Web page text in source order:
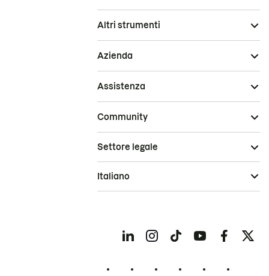
Altri strumenti
Azienda
Assistenza
Community
Settore legale
Italiano